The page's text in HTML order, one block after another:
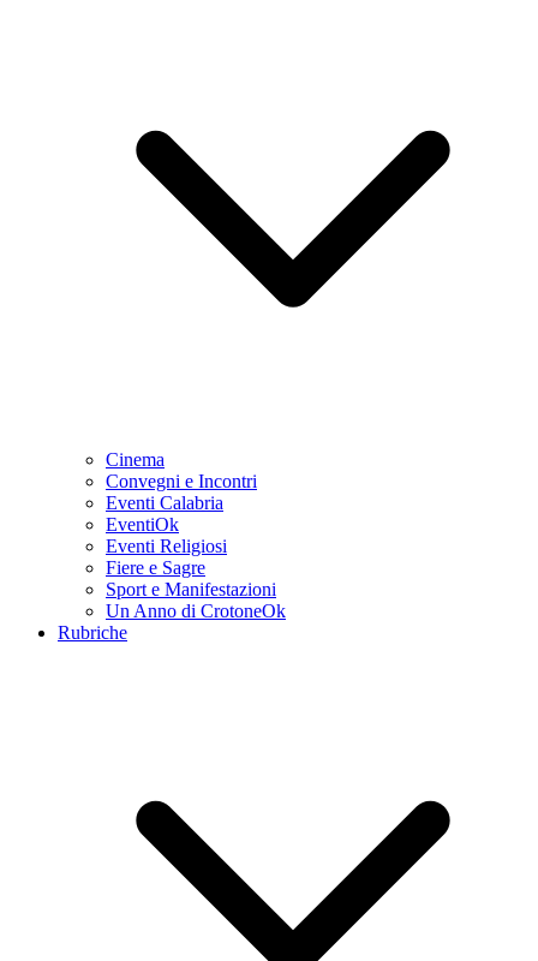
Cinema
Convegni e Incontri
Eventi Calabria
EventiOk
Eventi Religiosi
Fiere e Sagre
Sport e Manifestazioni
Un Anno di CrotoneOk
Rubriche